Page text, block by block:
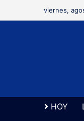
viernes,
HOY